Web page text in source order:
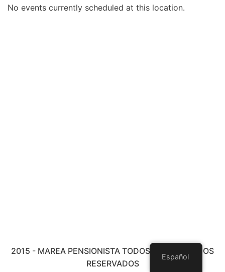
No events currently scheduled at this location.
2015 - MAREA PENSIONISTA TODOS LOS DERECHOS
RESERVADOS
Español